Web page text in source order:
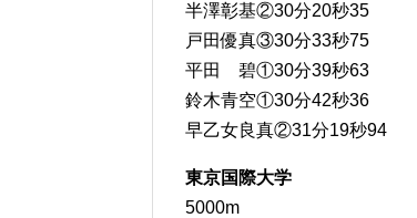
半澤彰基②30分20秒35
戸田優真③30分33秒75
平田 碧①30分39秒63
鈴木青空①30分42秒36
早乙女良真②31分19秒94
東京国際大学
5000m